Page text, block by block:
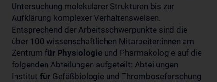
Untersuchung molekularer Strukturen bis zur
Aufklärung komplexer Verhaltensweisen.
Entsprechend der Arbeitsschwerpunkte sind die
über 100 wissenschaftlichen Mitarbeiter:innen am
Zentrum für Physiologie und Pharmakologie auf die
folgenden Abteilungen aufgeteilt: Abteilungen
Institut für Gefäßbiologie und Thromboseforschung